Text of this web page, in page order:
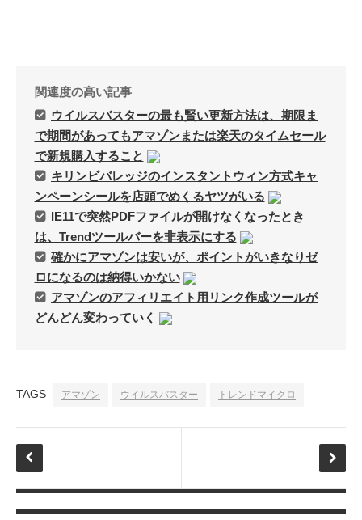
関連度の高い記事
ウイルスバスターの最も賢い更新方法は、期限ま
で期間があってもアマゾンまたは楽天のタイムセール
で新規購入すること
キリンビバレッジのインスタントウィン方式キャ
ンペーンシールを店頭でめくるヤツがいる
IE11で突然PDFファイルが開けなくなったとき
は、Trendツールバーを非表示にする
確かにアマゾンは安いが、ポイントがいきなりゼ
ロになるのは納得いかない
アマゾンのアフィリエイト用リンク作成ツールが
どんどん変わっていく
TAGS アマゾン ウイルスバスター トレンドマイクロ